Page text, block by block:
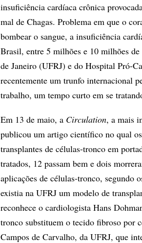
insuficiência cardíaca crônica
mal de Chagas. Problema em que o
bombear o sangue, a insuficiência
Brasil, entre 5 milhões e 10 milhões
de Janeiro (UFRJ) e do Hospital Pró-
recentemente um trunfo internacional
trabalho, um tempo curto em se
Em 13 de maio, a Circulation, a mais
publicou um artigo científico no qual
transplantes de células-tronco em
tratados, 12 passam bem e dois
aplicações de células-tronco, segundo
existia na UFRJ um modelo de
reconhece o cardiologista Hans
tronco substituem o tecido fibroso por
Campos de Carvalho, da UFRJ, que